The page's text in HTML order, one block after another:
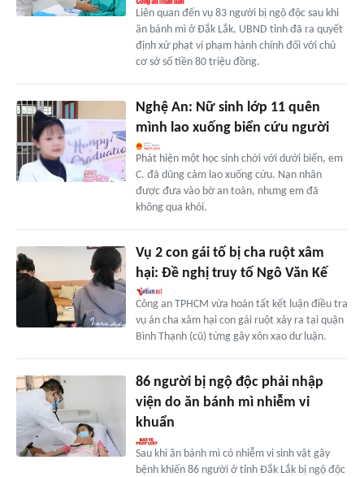
Liên quan đến vụ 83 người bị ngộ độc sau khi
ăn bánh mì ở Đắk Lắk, UBND tỉnh đã ra quyết
định xử phạt vi phạm hành chính đối với chủ
cơ sở số tiền 80 triệu đồng.
Nghệ An: Nữ sinh lớp 11 quên
mình lao xuống biển cứu người
Phát hiện một học sinh chới với dưới biển, em
C. đã dũng cảm lao xuống cứu. Nạn nhân
được đưa vào bờ an toàn, nhưng em đã
không qua khỏi.
Vụ 2 con gái tố bị cha ruột xâm
hại: Đề nghị truy tố Ngô Văn Kế
Công an TPHCM vừa hoàn tất kết luận điều tra
vụ án cha xâm hại con gái ruột xảy ra tại quận
Bình Thạnh (cũ) từng gây xôn xao dư luận.
86 người bị ngộ độc phải nhập
viện do ăn bánh mì nhiễm vi
khuẩn
Sau khi ăn bánh mì có nhiễm vi sinh vật gây
bệnh khiến 86 người ở tỉnh Đắk Lắk bị ngộ độc